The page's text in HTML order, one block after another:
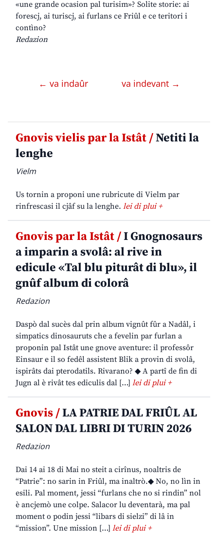
«une grande ocasion pal turisim»? Solite storie: ai
forescj, ai turiscj, ai furlans ce Friûl e ce teritori i
contìno?
Redazion
← va indaûr va indevant →
Gnovis vielis par la Istât /Netiti la
lenghe
Vielm
Us tornin a proponi une rubricute di Vielm par
rinfrescasi il cjâf su la lenghe. lei di plui +
Gnovis par la Istât /I Gnognosaurs
a imparin a svolâ: al rive in
edicule «Tal blu piturât di blu», il
gnûf album di colorâ
Redazion
Daspò dal sucès dal prin album vignût fûr a Nadâl, i
simpatics dinosauruts che a fevelin par furlan a
proponin pal Istât une gnove aventure: il professôr
Einsaur e il so fedêl assistent Blik a provin di svolâ,
ispirâts dai pterodatils. Rivarano? ◆ A partî de fin di
Jugn al è rivât tes ediculis dal […] lei di plui +
Gnovis /LA PATRIE DAL FRIÛL AL
SALON DAL LIBRI DI TURIN 2026
Redazion
Dai 14 ai 18 di Mai no steit a cirînus, noaltris de
“Patrie”: no sarin in Friûl, ma inaltrò.◆ No, no lìn in
esili. Pal moment, jessi “furlans che no si rindin” nol
è ancjemò une colpe. Salacor lu deventarà, ma pal
moment o podin jessi “libars di sielzi” di lâ in
“mission”. Une mission […] lei di plui +